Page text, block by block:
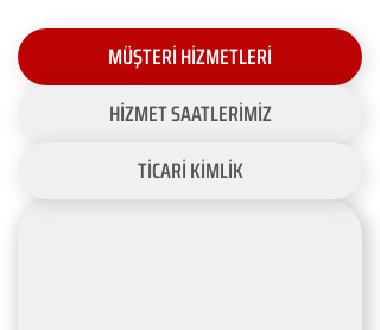
MÜŞTERİ HİZMETLERİ
HİZMET SAATLERİMİZ
TİCARİ KİMLİK